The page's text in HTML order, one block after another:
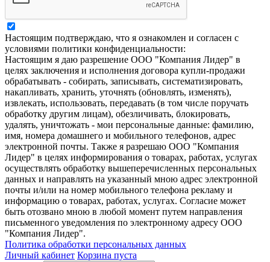
Настоящим подтверждаю, что я ознакомлен и согласен с
условиями политики конфиденциальности:
Настоящим я даю разрешение ООО "Компания Лидер" в
целях заключения и исполнения договора купли-продажи
обрабатывать - собирать, записывать, систематизировать,
накапливать, хранить, уточнять (обновлять, изменять),
извлекать, использовать, передавать (в том числе поручать
обработку другим лицам), обезличивать, блокировать,
удалять, уничтожать - мои персональные данные: фамилию,
имя, номера домашнего и мобильного телефонов, адрес
электронной почты. Также я разрешаю ООО "Компания
Лидер" в целях информирования о товарах, работах, услугах
осуществлять обработку вышеперечисленных персональных
данных и направлять на указанный мною адрес электронной
почты и/или на номер мобильного телефона рекламу и
информацию о товарах, работах, услугах. Согласие может
быть отозвано мною в любой момент путем направления
письменного уведомления по электронному адресу ООО
"Компания Лидер".
Политика обработки персональных данных
Личный кабинет Корзина пуста